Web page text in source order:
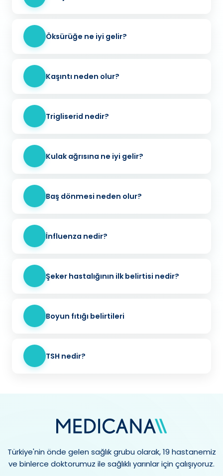
Öksürüğe ne iyi gelir?
Kaşıntı neden olur?
Trigliserid nedir?
Kulak ağrısına ne iyi gelir?
Baş dönmesi neden olur?
İnfluenza nedir?
Şeker hastalığının ilk belirtisi nedir?
Boyun fıtığı belirtileri
TSH nedir?
Türkiye'nin önde gelen sağlık grubu olarak, 19 hastanemiz
ve binlerce doktorumuz ile sağlıklı yarınlar için çalışıyoruz.